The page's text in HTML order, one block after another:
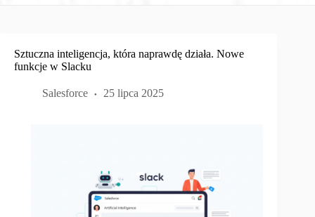
Sztuczna inteligencja, która naprawdę działa. Nowe
funkcje w Slacku
Salesforce 25 lipca 2025